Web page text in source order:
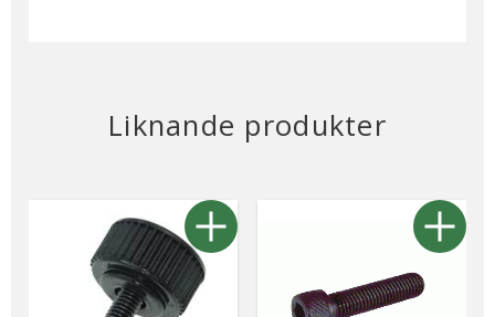
Liknande produkter